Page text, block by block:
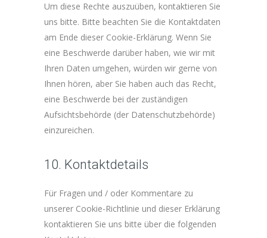
Um diese Rechte auszuüben, kontaktieren Sie
uns bitte. Bitte beachten Sie die Kontaktdaten
am Ende dieser Cookie-Erklärung. Wenn Sie
eine Beschwerde darüber haben, wie wir mit
Ihren Daten umgehen, würden wir gerne von
Ihnen hören, aber Sie haben auch das Recht,
eine Beschwerde bei der zuständigen
Aufsichtsbehörde (der Datenschutzbehörde)
einzureichen.
10. Kontaktdetails
Für Fragen und / oder Kommentare zu
unserer Cookie-Richtlinie und dieser Erklärung
kontaktieren Sie uns bitte über die folgenden